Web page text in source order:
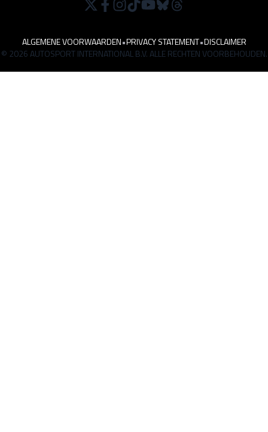
ALGEMENE VOORWAARDEN•PRIVACY STATEMENT•DISCLAIMER
© 2026 AUTOSPORT INTERNATIONAL B.V. ALLE RECHTEN VOORBEHOUDEN.